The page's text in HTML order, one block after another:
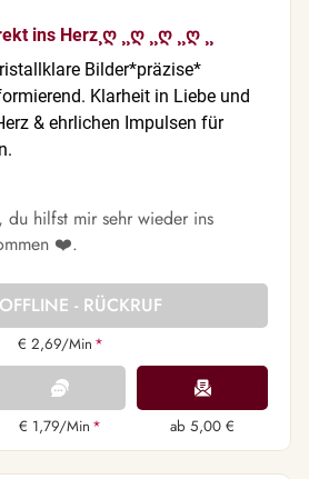
ins Herz¸ღ ¸¸ღ ¸¸ღ ¸¸ღ ¸¸
Bilder*präzise*
Klarheit in Liebe und
& ehrlichen Impulsen für
hilfst mir sehr wieder ins
❤️.
OFFLINE - RÜCKRUF
€ 2,69/Min *
€ 1,79/Min * ab 5,00 €